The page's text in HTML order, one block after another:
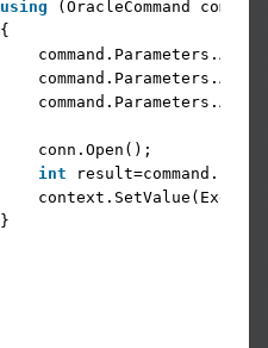
using
(OracleCommand
{
command.Parameters.Add(
command.Parameters.Add(
command.Parameters.Add(
conn.Open();
int
}